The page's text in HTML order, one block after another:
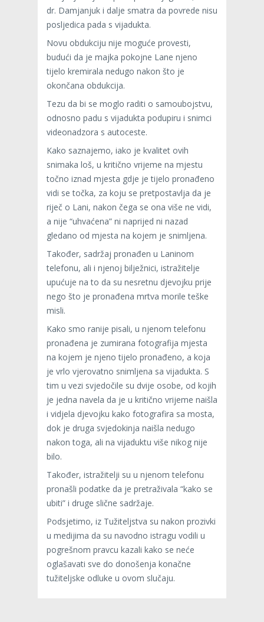
dr. Damjanjuk i dalje smatra da povrede nisu
posljedica pada s vijadukta.
Novu obdukciju nije moguće provesti,
budući da je majka pokojne Lane njeno
tijelo kremirala nedugo nakon što je
okončana obdukcija.
Tezu da bi se moglo raditi o samoubojstvu,
odnosno padu s vijadukta podupiru i snimci
videonadzora s autoceste.
Kako saznajemo, iako je kvalitet ovih
snimaka loš, u kritično vrijeme na mjestu
točno iznad mjesta gdje je tijelo pronađeno
vidi se točka, za koju se pretpostavlja da je
riječ o Lani, nakon čega se ona više ne vidi,
a nije “uhvaćena” ni naprijed ni nazad
gledano od mjesta na kojem je snimljena.
Također, sadržaj pronađen u Laninom
telefonu, ali i njenoj bilježnici, istražitelje
upućuje na to da su nesretnu djevojku prije
nego što je pronađena mrtva morile teške
misli.
Kako smo ranije pisali, u njenom telefonu
pronađena je zumirana fotografija mjesta
na kojem je njeno tijelo pronađeno, a koja
je vrlo vjerovatno snimljena sa vijadukta. S
tim u vezi svjedočile su dvije osobe, od kojih
je jedna navela da je u kritično vrijeme naišla
i vidjela djevojku kako fotografira sa mosta,
dok je druga svjedokinja naišla nedugo
nakon toga, ali na vijaduktu više nikog nije
bilo.
Također, istražitelji su u njenom telefonu
pronašli podatke da je pretraživala “kako se
ubiti” i druge slične sadržaje.
Podsjetimo, iz Tužiteljstva su nakon prozivki
u medijima da su navodno istragu vodili u
pogrešnom pravcu kazali kako se neće
oglašavati sve do donošenja konačne
tužiteljske odluke u ovom slučaju.